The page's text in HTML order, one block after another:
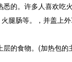
的。许多人喜欢
腿肠等。，并盖上
的食物。(加热包